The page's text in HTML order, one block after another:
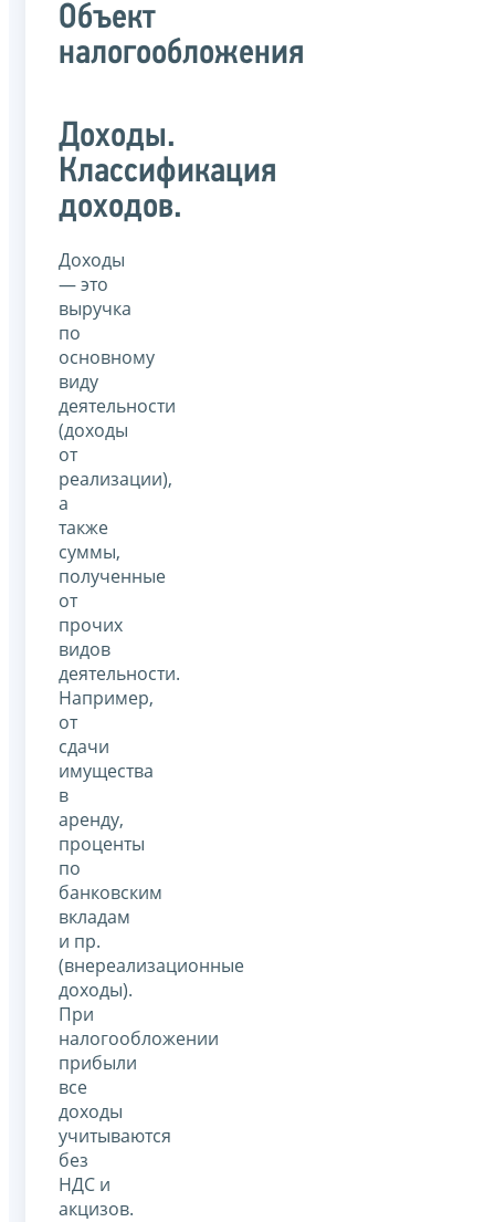
Объект
налогообложения
Доходы.
Классификация
доходов.
Доходы
— это
выручка
по
основному
виду
деятельности
(доходы
от
реализации),
а
также
суммы,
полученные
от
прочих
видов
деятельности.
Например,
от
сдачи
имущества
в
аренду,
проценты
по
банковским
вкладам
и пр.
(внереализационные
доходы).
При
налогообложении
прибыли
все
доходы
учитываются
без
НДС и
акцизов.